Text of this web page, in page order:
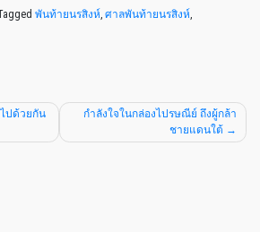
พันท้ายนรสิงห์, ศาลพันท้ายนรสิงห์,
ปด้วยกัน
กำลังใจในกล่องไปรษณีย์ ถึงผู้กล้า
ชายแดนใต้